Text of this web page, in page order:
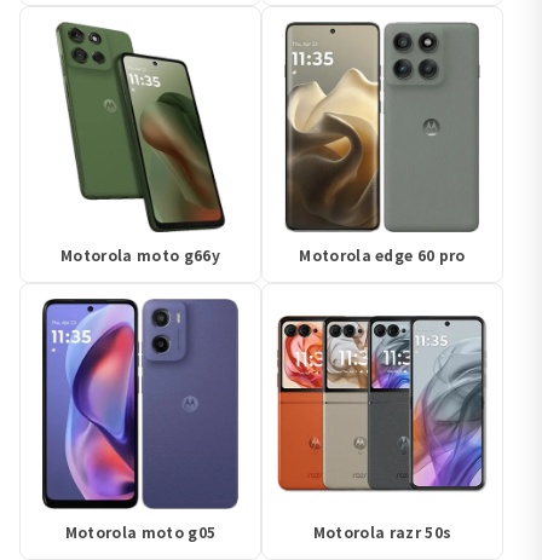
Motorola moto g66y Motorola edge 60 pro
Motorola moto g05 Motorola razr 50s